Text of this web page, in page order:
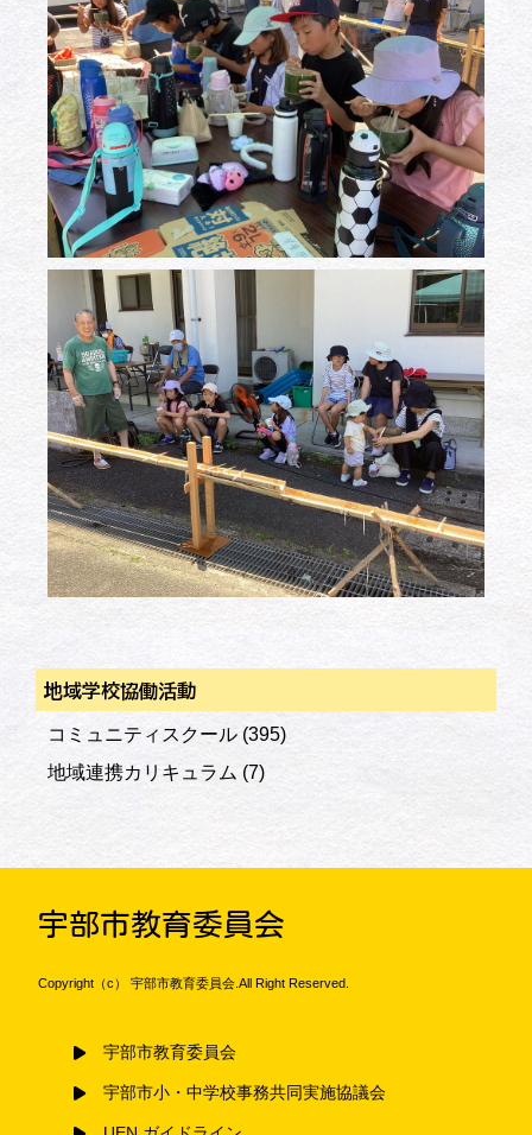
地域学校協働活動
コミュニティスクール (395)
地域連携カリキュラム (7)
宇部市教育委員会
Copyright（c） 宇部市教育委員会.All Right Reserved.
宇部市教育委員会
宇部市小・中学校事務共同実施協議会